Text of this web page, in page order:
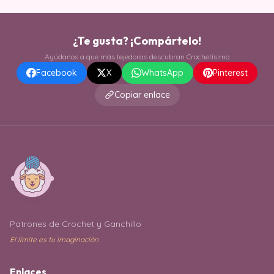
¿Te gusta? ¡Compártelo!
Ayúdanos a que más tejedoras descubran Crochetísimo
Facebook X WhatsApp
Pinterest
Copiar enlace
Patrones de Crochet y Ganchillo
El límite es tu imaginación